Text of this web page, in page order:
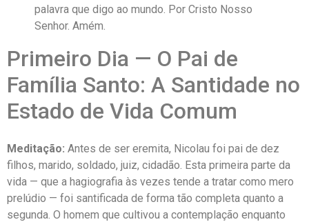
palavra que digo ao mundo. Por Cristo Nosso
Senhor. Amém.
Primeiro Dia — O Pai de
Família Santo: A Santidade no
Estado de Vida Comum
Meditação: Antes de ser eremita, Nicolau foi pai de dez
filhos, marido, soldado, juiz, cidadão. Esta primeira parte da
vida — que a hagiografia às vezes tende a tratar como mero
prelúdio — foi santificada de forma tão completa quanto a
segunda. O homem que cultivou a contemplação enquanto